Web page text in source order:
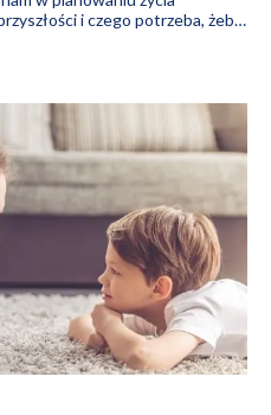
i czego potrzeba, żeby